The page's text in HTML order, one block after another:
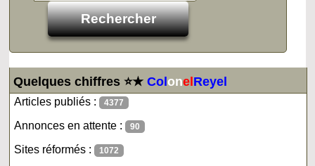
Quelques chiffres ⭐★ColonelReyel
Articles publiés : 4377
Annonces en attente : 90
Sites réformés : 1072